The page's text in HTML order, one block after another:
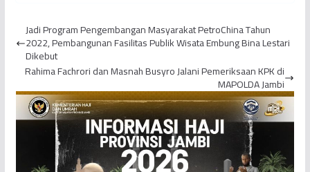
Jadi Program Pengembangan Masyarakat PetroChina Tahun
2022, Pembangunan Fasilitas Publik Wisata Embung Bina Lestari
Dikebut
Rahima Fachrori dan Masnah Busyro Jalani Pemeriksaan KPK di
MAPOLDA Jambi